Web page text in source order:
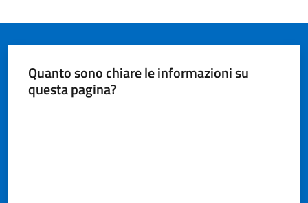
Quanto sono chiare le informazioni su
questa pagina?